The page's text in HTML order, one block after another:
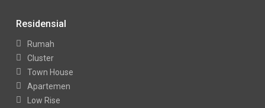
Residensial
Rumah
Cluster
Town House
Apartemen
Low Rise